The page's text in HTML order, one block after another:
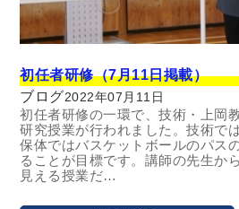
初任者研修（7月11日掲載）
ブログ2022年07月11日
初任者研修の一環で、技術・上岡
研究授業が行われました。技術で
保体ではバスケットボールのパス
ることが目標です。講師の先生か
見える授業だ…